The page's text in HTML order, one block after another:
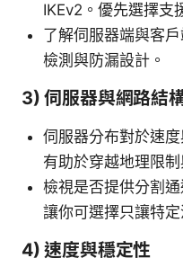
IKEv2。優先選擇支
了解伺服器端與客
檢測與防漏設計。
3) 伺服器與網路結
伺服器分布對於速
有助於穿越地理限
檢視是否提供分割
讓你可選擇只讓特定
4) 速度與穩定性